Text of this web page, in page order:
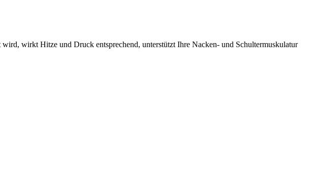
wirkt Hitze und Druck entsprechend, unterstützt Ihre Nacken- und Schultermuskulatur